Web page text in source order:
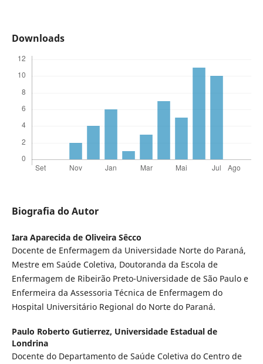
Downloads
Biografia do Autor
Iara Aparecida de Oliveira Sêcco
Docente de Enfermagem da Universidade Norte do Paraná,
Mestre em Saúde Coletiva, Doutoranda da Escola de
Enfermagem de Ribeirão Preto-Universidade de São Paulo e
Enfermeira da Assessoria Técnica de Enfermagem do
Hospital Universitário Regional do Norte do Paraná.
Paulo Roberto Gutierrez, Universidade Estadual de
Londrina
Docente do Departamento de Saúde Coletiva do Centro de